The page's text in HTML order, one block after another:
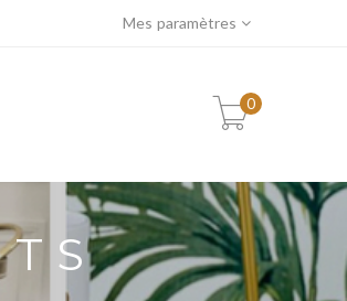
Mes paramètres
0